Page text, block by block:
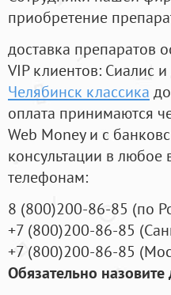
приобретение
доставка препаратов
VIP клиентов: Сиалис
Челябинск классика
оплата принимаются
Web Money и с
консультации в
телефонам:
8 (800)200-86-85 (по
+7 (800)200-86-85 (
+7 (800)200-86-85 (
Обязательно